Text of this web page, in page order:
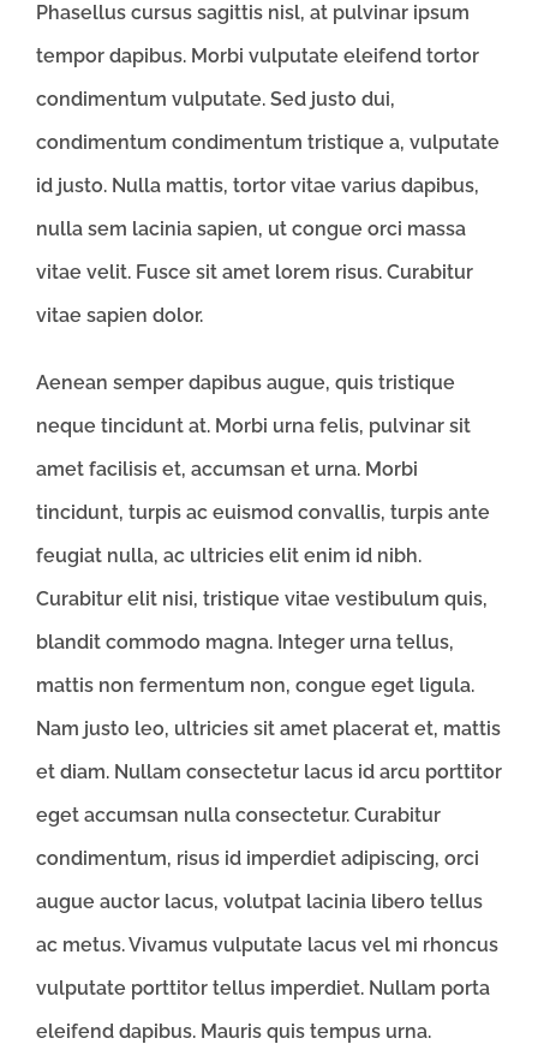
Phasellus cursus sagittis nisl, at pulvinar ipsum
tempor dapibus. Morbi vulputate eleifend tortor
condimentum vulputate. Sed justo dui,
condimentum condimentum tristique a, vulputate
id justo. Nulla mattis, tortor vitae varius dapibus,
nulla sem lacinia sapien, ut congue orci massa
vitae velit. Fusce sit amet lorem risus. Curabitur
vitae sapien dolor.
Aenean semper dapibus augue, quis tristique
neque tincidunt at. Morbi urna felis, pulvinar sit
amet facilisis et, accumsan et urna. Morbi
tincidunt, turpis ac euismod convallis, turpis ante
feugiat nulla, ac ultricies elit enim id nibh.
Curabitur elit nisi, tristique vitae vestibulum quis,
blandit commodo magna. Integer urna tellus,
mattis non fermentum non, congue eget ligula.
Nam justo leo, ultricies sit amet placerat et, mattis
et diam. Nullam consectetur lacus id arcu porttitor
eget accumsan nulla consectetur. Curabitur
condimentum, risus id imperdiet adipiscing, orci
augue auctor lacus, volutpat lacinia libero tellus
ac metus. Vivamus vulputate lacus vel mi rhoncus
vulputate porttitor tellus imperdiet. Nullam porta
eleifend dapibus. Mauris quis tempus urna.